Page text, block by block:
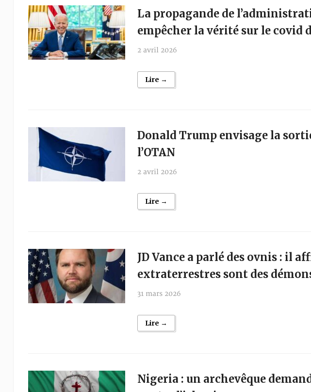
La propagande de
empêcher la vérité sur le covid
2 avril 2026
Lire →
Donald Trump envisage la
l’OTAN
2 avril 2026
Lire →
JD Vance a parlé des ovnis : il
extraterrestres sont des
31 mars 2026
Lire →
Nigeria : un archevêque